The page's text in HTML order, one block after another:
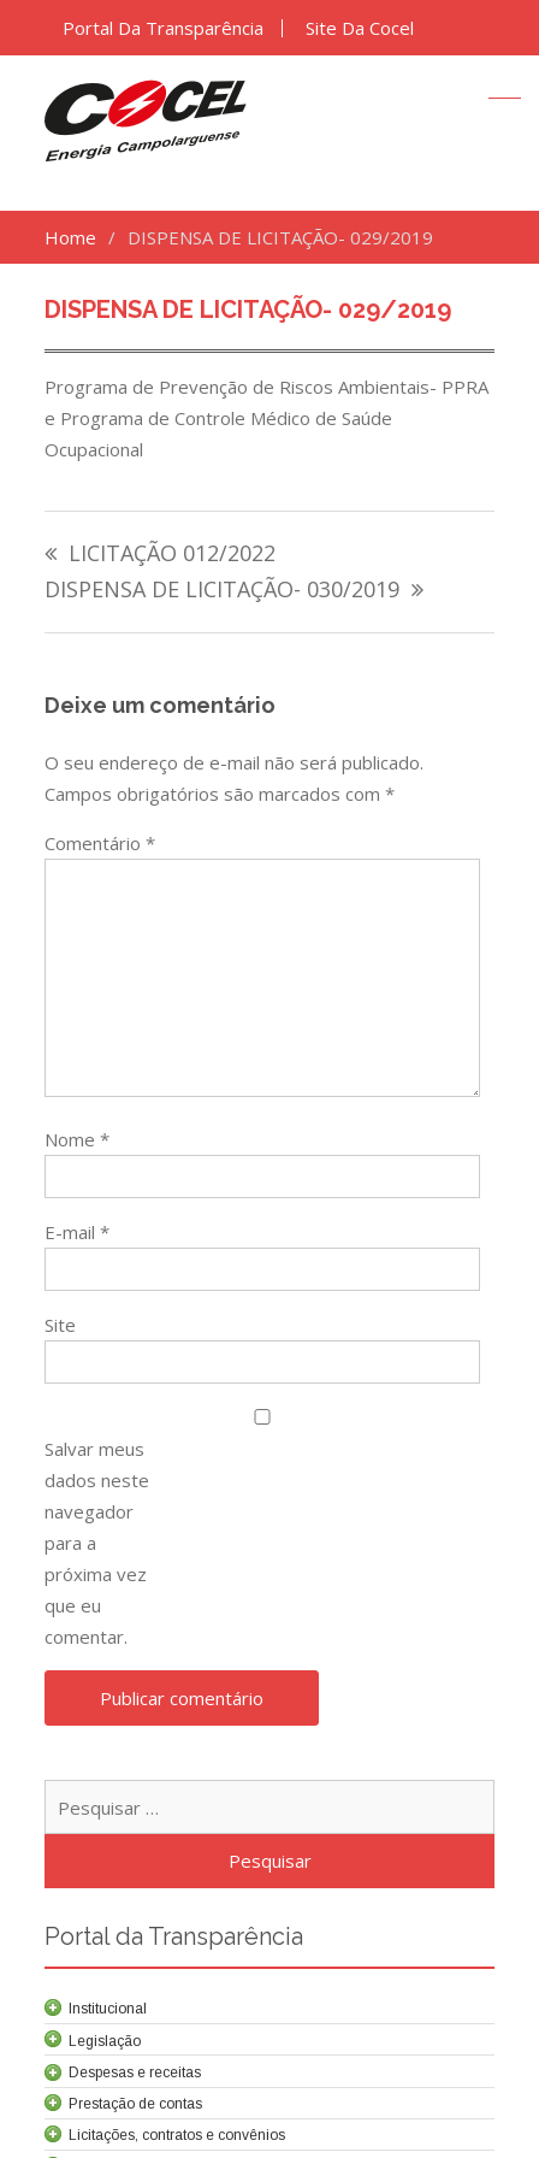
Portal Da Transparência Site Da Cocel
Home DISPENSA DE LICITAÇÃO- 029/2019
DISPENSA DE LICITAÇÃO- 029/2019
Programa de Prevenção de Riscos Ambientais- PPRA
e Programa de Controle Médico de Saúde
Ocupacional
LICITAÇÃO 012/2022
DISPENSA DE LICITAÇÃO- 030/2019
Deixe um comentário
O seu endereço de e-mail não será publicado.
Campos obrigatórios são marcados com*
Comentário*
Nome*
E-mail*
Site
Salvar meus
dados neste
navegador
para a
próxima vez
que eu
comentar.
Portal da Transparência
Institucional
Legislação
Despesas e receitas
Prestação de contas
Licitações, contratos e convênios